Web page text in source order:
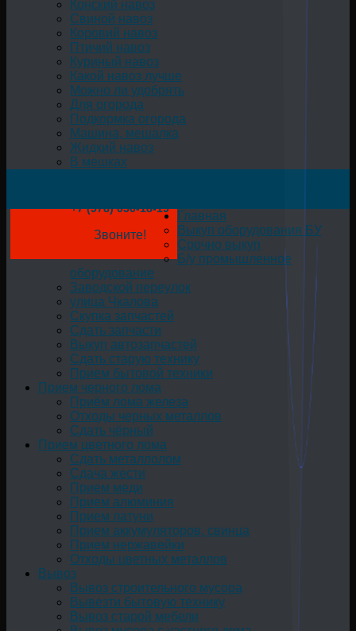
Конский навоз
Свиной навоз
Коровий навоз
Птичий навоз
Куриный навоз
Какой навоз лучше
Можно ли удобрять
Для огорода
Подкормка огорода
Машина, мешалка
Жидкий навоз
В мешках
+7 (978) 050-18-19
Звоните!
Главная
Выкуп оборудования БУ
Срочно выкуп
Б/у промышленное
оборудование
Заводской переулок
улица Чкалова
Скупка запчастей
Сдать запчасти
Выкуп автозапчастей
Сдать старую технику
Прием бытовой техники
Прием черного лома
Приём лома железа
Отходы черных металлов
Сдать чёрный
Прием цветного лома
Сдать металлолом
Сдача жести
Прием меди
Прием алюминия
Прием латуни
Прием аккумуляторов, свинца
Прием нержавейки
Отходы цветных металлов
Вывоз
Вывоз строительного мусора
Вывезти бытовую технику
Вывоз старой мебели